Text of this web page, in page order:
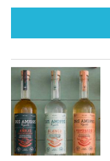
メキシコ料理
メキシコの記念日
イベント一覧